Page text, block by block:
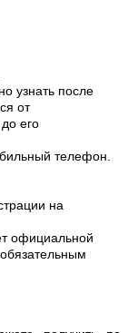
узнать после
от
его
телефон.
на
официальной